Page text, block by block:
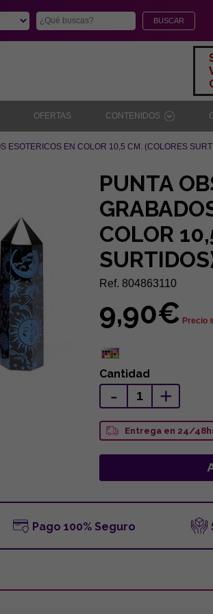
OFERTAS CONTENIDOS
ESOTERICOS EN COLOR 10,5 CM. (COLORES
PUNTA
COLOR
Ref. 804863110
9,90€ Precio
Cantidad
- +
Entrega en 24/
Pago 100% Seguro